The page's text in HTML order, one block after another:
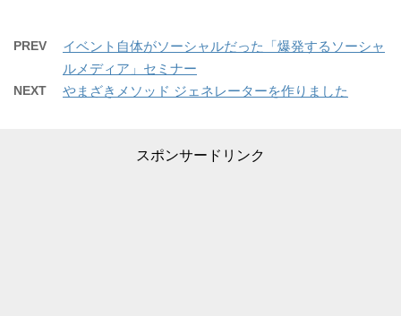
PREV
イベント自体がソーシャルだった「爆発するソーシャ
ルメディア」セミナー
NEXT やまざきメソッド ジェネレーターを作りました
スポンサードリンク